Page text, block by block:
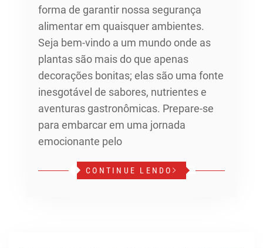
forma de garantir nossa segurança
alimentar em quaisquer ambientes.
Seja bem-vindo a um mundo onde as
plantas são mais do que apenas
decorações bonitas; elas são uma fonte
inesgotável de sabores, nutrientes e
aventuras gastronômicas. Prepare-se
para embarcar em uma jornada
emocionante pelo
CONTINUE LENDO